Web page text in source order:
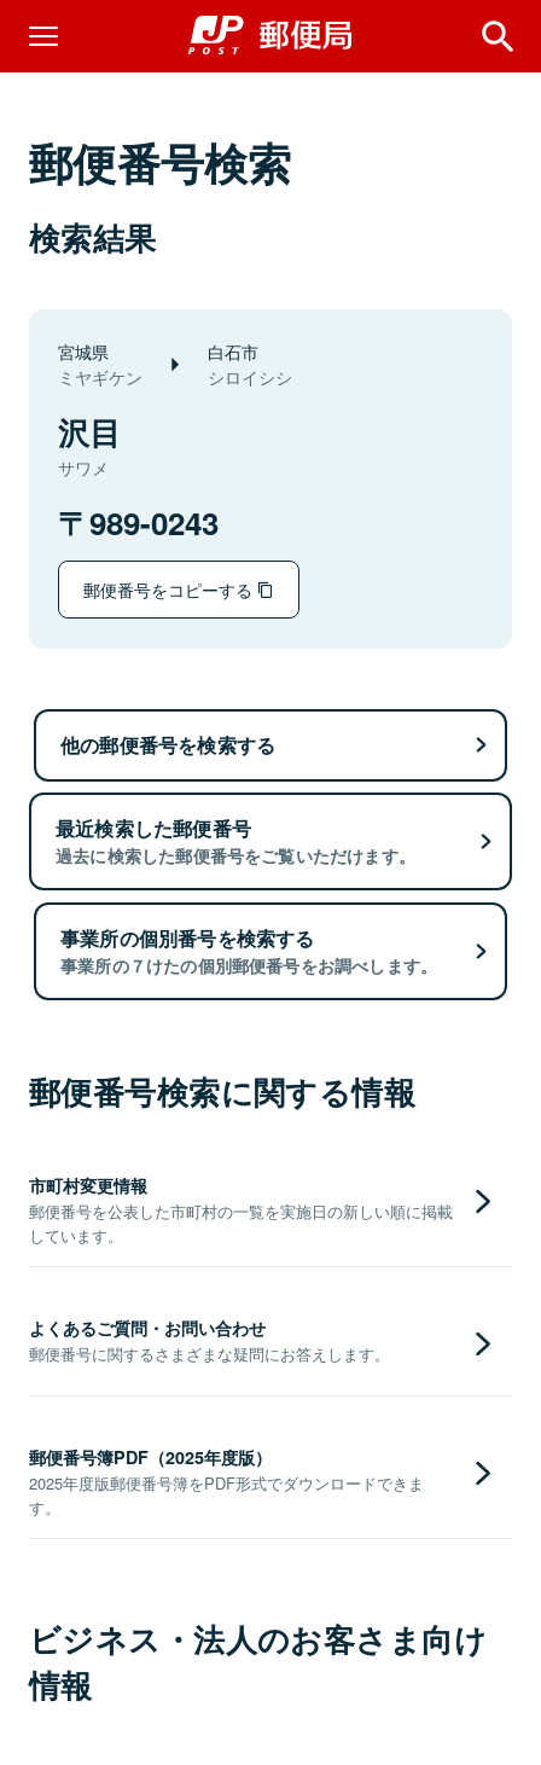
郵便番号検索
検索結果
宮城県
ミヤギケン
白石市
シロイシシ
沢目
サワメ
989-0243
郵便番号をコピーする
他の郵便番号を検索する
最近検索した郵便番号
過去に検索した郵便番号をご覧いただけます。
事業所の個別番号を検索する
事業所の７けたの個別郵便番号をお調べします。
郵便番号検索に関する情報
市町村変更情報
郵便番号を公表した市町村の一覧を実施日の新しい順に掲載
しています。
よくあるご質問・お問い合わせ
郵便番号に関するさまざまな疑問にお答えします。
郵便番号簿PDF（2025年度版）
2025年度版郵便番号簿をPDF形式でダウンロードできま
す。
ビジネス・法人のお客さま向け
情報